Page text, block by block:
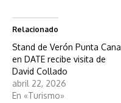
Relacionado
Stand de Verón Punta Cana
en DATE recibe visita de
David Collado
abril 22, 2026
En «Turismo»